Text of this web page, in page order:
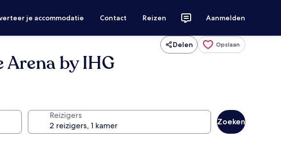
je accommodatie Contact Reizen Aanmelden
Delen Opslaan
by IHG
Reizigers
Zoeken